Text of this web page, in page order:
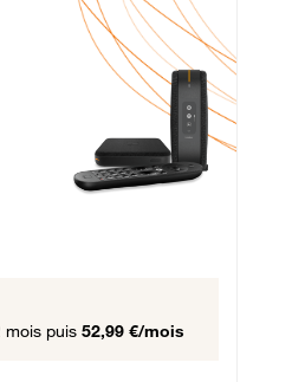
Fibre
mois puis 57,99 € par mois,
mois puis 52,99 €/mois